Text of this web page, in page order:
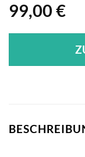
99,00 €